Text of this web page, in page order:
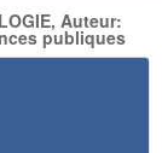
Auteur:
publiques